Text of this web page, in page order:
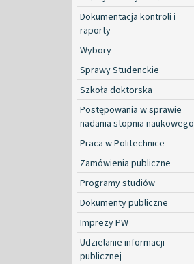
Dokumentacja kontroli i
raporty
Wybory
Sprawy Studenckie
Szkoła doktorska
Postępowania w sprawie
nadania stopnia naukowego
Praca w Politechnice
Zamówienia publiczne
Programy studiów
Dokumenty publiczne
Imprezy PW
Udzielanie informacji
publicznej